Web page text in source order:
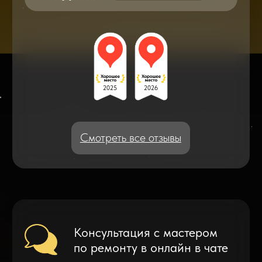
Что делать после замены аккумулятора
Дисплейные модули: Отличия, качества
и их характеристики